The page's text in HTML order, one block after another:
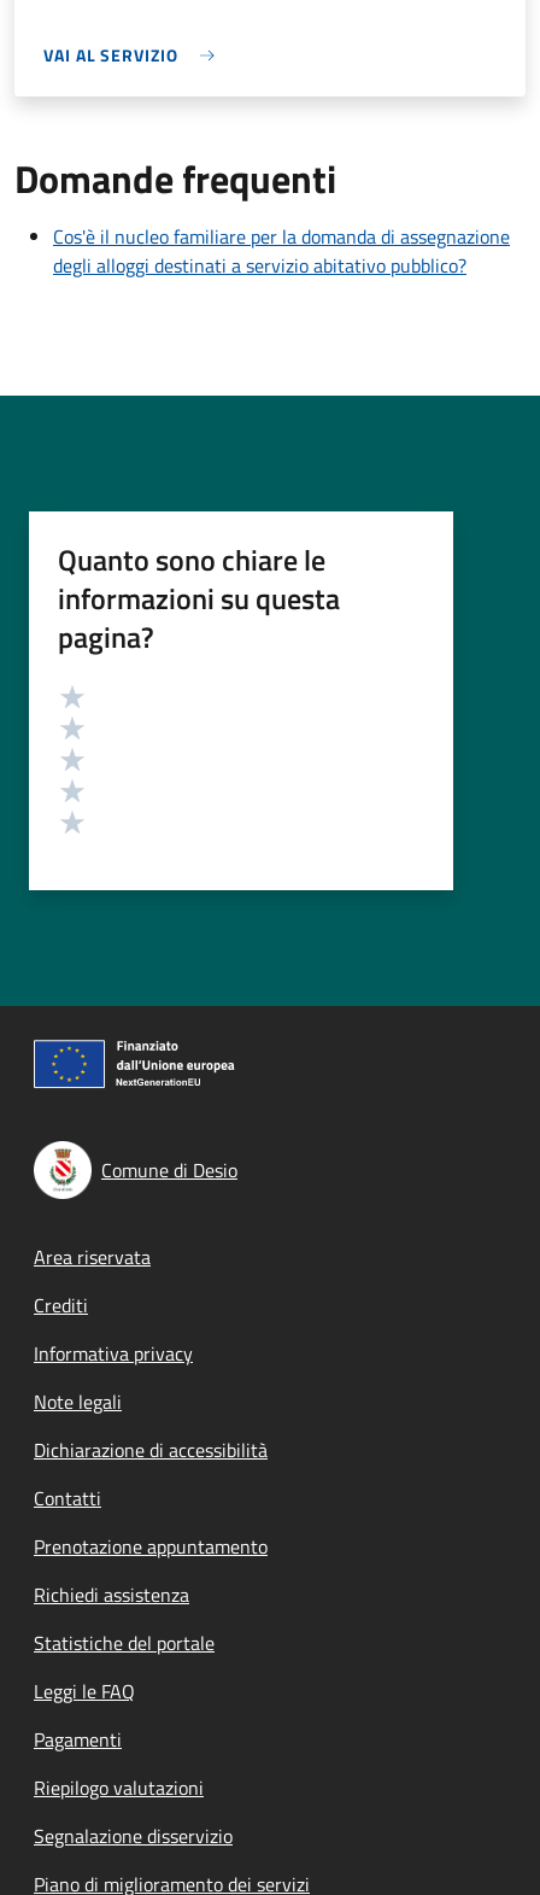
VAI AL SERVIZIO
Domande frequenti
Cos'è il nucleo familiare per la domanda di assegnazione
degli alloggi destinati a servizio abitativo pubblico?
Quanto sono chiare le
informazioni su questa
pagina?
Valutazione
Comune di Desio
Footer menu
Area riservata
Crediti
Informativa privacy
Note legali
Dichiarazione di accessibilità
Contatti
Prenotazione appuntamento
Richiedi assistenza
Statistiche del portale
Leggi le FAQ
Pagamenti
Riepilogo valutazioni
Segnalazione disservizio
Piano di miglioramento dei servizi